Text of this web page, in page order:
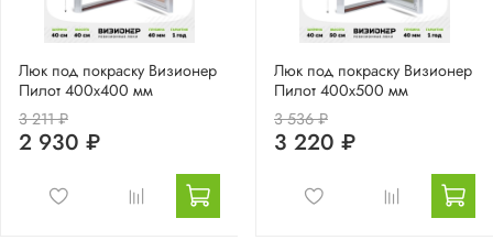
Люк под покраску Визионер
Пилот 400х400 мм
3 211 ₽
2 930 ₽
Люк под покраску Визионер
Пилот 400х500 мм
3 536 ₽
3 220 ₽